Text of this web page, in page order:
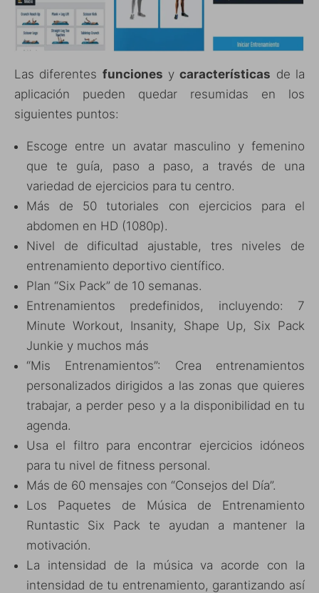
Las diferentes funciones ycaracterísticas de la
aplicación pueden quedar resumidas en los
siguientes puntos:
Escoge entre un avatar masculino y femenino
que te guía, paso a paso, a través de una
variedad de ejercicios para tu centro.
Más de 50 tutoriales con ejercicios para el
abdomen en HD (1080p).
Nivel de dificultad ajustable, tres niveles de
entrenamiento deportivo científico.
Plan “Six Pack” de 10 semanas.
Entrenamientos predefinidos, incluyendo: 7
Minute Workout, Insanity, Shape Up, Six Pack
Junkie y muchos más
“Mis Entrenamientos”: Crea entrenamientos
personalizados dirigidos a las zonas que quieres
trabajar, a perder peso y a la disponibilidad en tu
agenda.
Usa el filtro para encontrar ejercicios idóneos
para tu nivel de fitness personal.
Más de 60 mensajes con “Consejos del Día”.
Los Paquetes de Música de Entrenamiento
Runtastic Six Pack te ayudan a mantener la
motivación.
La intensidad de la música va acorde con la
intensidad de tu entrenamiento, garantizando así